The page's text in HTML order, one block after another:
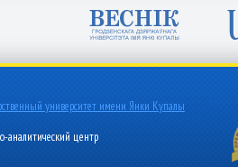
университет имени Янки Купалы
аналитический центр